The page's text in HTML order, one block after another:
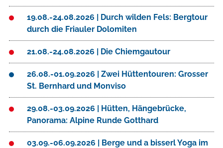
19.08.-24.08.2026 | Durch wilden Fels: Bergtour
durch die Friauler Dolomiten
21.08.-24.08.2026 | Die Chiemgautour
26.08.-01.09.2026 | Zwei Hüttentouren: Grosser
St. Bernhard und Monviso
29.08.-03.09.2026 | Hütten, Hängebrücke,
Panorama: Alpine Runde Gotthard
03.09.-06.09.2026 | Berge und a bisserl Yoga im